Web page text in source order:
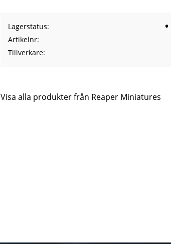
Lagerstatus
Artikelnr
Tillverkare
Visa alla produkter från Reaper Miniatures